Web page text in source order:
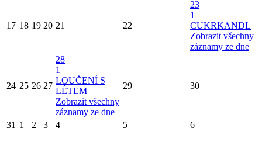
17 18 19 20 21 22
23
1
CUKRKANDL
Zobrazit všechny
záznamy ze dne
24 25 26 27
28
1
LOUČENÍ S
LÉTEM
Zobrazit všechny
záznamy ze dne
29 30
31 1 2 3 4 5 6